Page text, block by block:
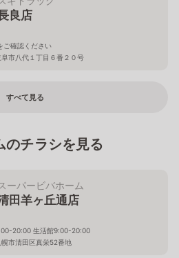
良店
ご確認ください
市八代１丁目６番２０号
すべて見る
のチラシを見る
ーパービバホーム
田羊ヶ丘通店
20:00 生活館9:00-20:00
市清田区真栄52番地